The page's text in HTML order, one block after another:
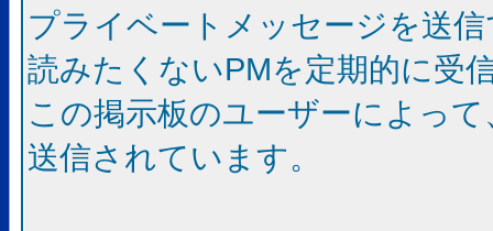
プライベートメッセージを送
読みたくないPMを定期的に受
この掲示板のユーザーによっ
送信されています。